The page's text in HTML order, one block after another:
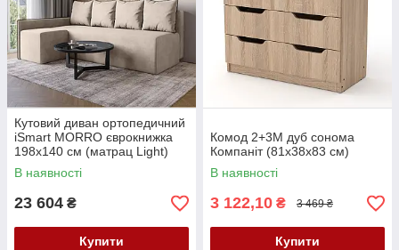
Кутовий диван ортопедичний
iSmart MORRO єврокнижка
198x140 см (матрац Light)
світло-бежевий Laura 2 (ISM-
051300)
В наявності
23 604 ₴
Купити
Комод 2+3М дуб сонома
Компаніт (81х38х83 см)
В наявності
3 122,10 ₴ 3 469 ₴
Купити